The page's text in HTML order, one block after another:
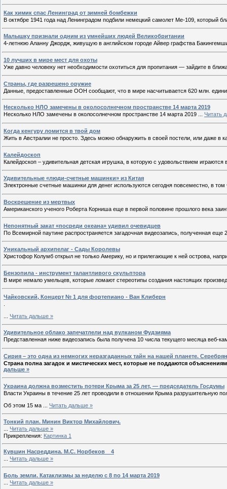
Как химик спас Ленинград от зимней бомбежки
В октябре 1941 года над Ленинградом подбили немецкий самолет Me-109, который
Малышку признали одним из умнейших людей Великобритании
4-летнюю Аланну Джордж, живущую в английском городе Айвер графства
10 лучших в мире мест для охоты
Уже давно человеку нет необходимости охотиться для пропитания — зайдите в
Страны, где разрешено оружие
Данные, предоставленные ООН сообщают, что в мире насчитывается 620 млн.
Несколько НЛО замечены в околосолнечном пространстве 14 марта 2019
Несколько НЛО замечены в околосолнечном пространстве 14 марта 2019
Читать
Когда кенгуру ломится в твой дом
Жить в Австралии не просто. Здесь можно обнаружить в своей постели, или даже в
Калейдоскоп
Калейдоскоп – удивительная детская игрушка, в которую с удовольствием
Удивительные «люди-счетные машинки» из Китая
Электронные счетные машинки для денег используются сегодня повсеместно, в
Воскрешение из мертвых
Американского ученого Роберта Корниша еще в первой половине прошлого века
Непонятный закат «посреди океана» удивил очевидцев
По Всемирной паутине распространяется загадочная видеозапись, полученная
Уникальный архипелаг - Сады Королевы
Христофор Колумб открыл не только Америку, но и прилегающие к ней острова,
Бензопила - инструмент талантливого скульптора
В мире немало умельцев, которые ломают стереотипы создания настоящих
Чайковский, Концерт № 1 для фортепиано - Ван Клиберн
Читать дальше »
Удивительное облако запечатлели над вулканом Фудзияма
Представленная ниже видеозапись была получена 10 числа текущего месяца
Сирия – это одна из немногих неразгаданных тайн на нашей планете.
Страна полна загадок и мистических мест, которые не поддаются
дальше »
Украина должна возместить потери Крыма за 25 лет, — председатель Госдумы
Власти Украины в течение 25 лет проводили в отношении Крыма разрушительную
Об этом 15 ма
Читать дальше »
Тонкий план. Минин Виктор Михайлович.
Читать дальше »
Прикрепления: Картинка 1
Кувшин Насреддина. М.С. Норбеков _ 4
Читать дальше »
Боль земли. Катаклизмы за неделю с 8 по 14 марта 2019
Читать дальше »